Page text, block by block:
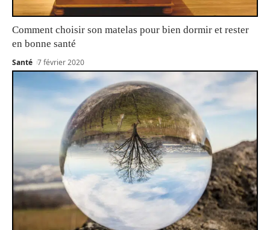
Comment choisir son matelas pour bien dormir et rester
en bonne santé
Santé 7 février 2020